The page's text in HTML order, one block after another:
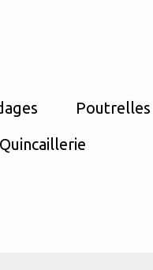
Poutrelles
Quincaillerie